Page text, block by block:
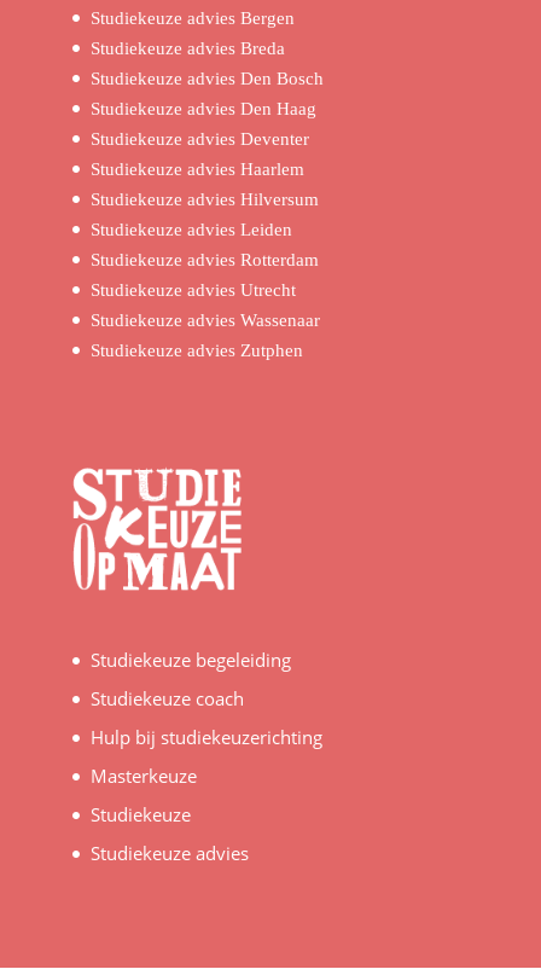
Studiekeuze advies Bergen
Studiekeuze advies Breda
Studiekeuze advies Den Bosch
Studiekeuze advies Den Haag
Studiekeuze advies Deventer
Studiekeuze advies Haarlem
Studiekeuze advies Hilversum
Studiekeuze advies Leiden
Studiekeuze advies Rotterdam
Studiekeuze advies Utrecht
Studiekeuze advies Wassenaar
Studiekeuze advies Zutphen
Studiekeuze begeleiding
Studiekeuze coach
Hulp bij studiekeuzerichting
Masterkeuze
Studiekeuze
Studiekeuze advies